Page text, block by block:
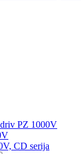
PZ 1000V
CD serija